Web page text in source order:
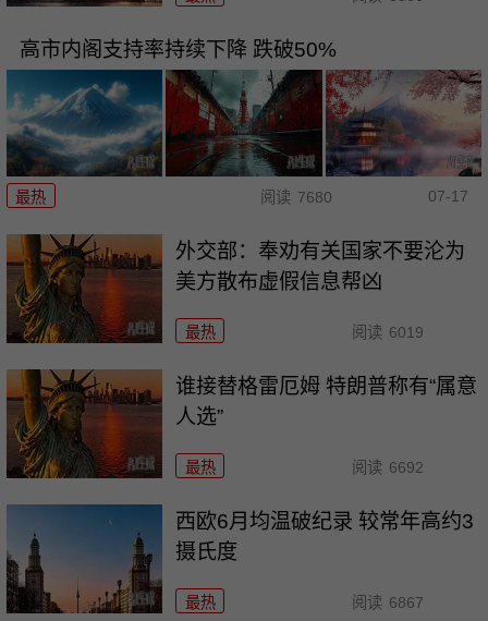
高市内阁支持率持续下降 跌破50%
最热 阅读 7680 07-17
外交部：奉劝有关国家不要沦为
美方散布虚假信息帮凶
最热 阅读 6019
谁接替格雷厄姆 特朗普称有“属意
人选”
最热 阅读 6692
西欧6月均温破纪录 较常年高约3
摄氏度
最热 阅读 6867